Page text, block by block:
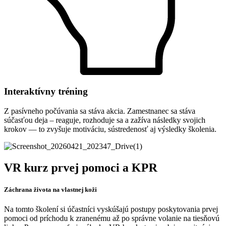
Interaktívny tréning
Z pasívneho počúvania sa stáva akcia. Zamestnanec sa stáva
súčasťou deja – reaguje, rozhoduje sa a zažíva následky svojich
krokov — to zvyšuje motiváciu, sústredenosť aj výsledky školenia.
VR kurz prvej pomoci a KPR
Záchrana života na vlastnej koži
Na tomto školení si účastníci vyskúšajú postupy poskytovania prvej
pomoci od príchodu k zranenému až po správne volanie na tiesňovú